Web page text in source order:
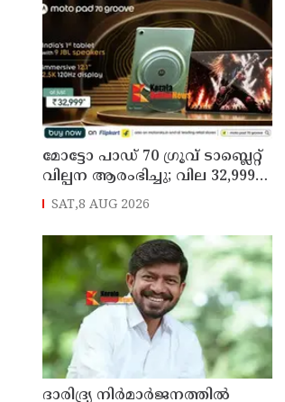
മോട്ടോ പാഡ് 70 ഗ്രൂവ് ടാബ്ലെറ്റ്
വില്പന ആരംഭിച്ചു; വില 32,999
രൂപ മുതൽ
SAT,8 AUG 2026
ദാരിദ്ര്യ നിർമാർജനത്തിൽ